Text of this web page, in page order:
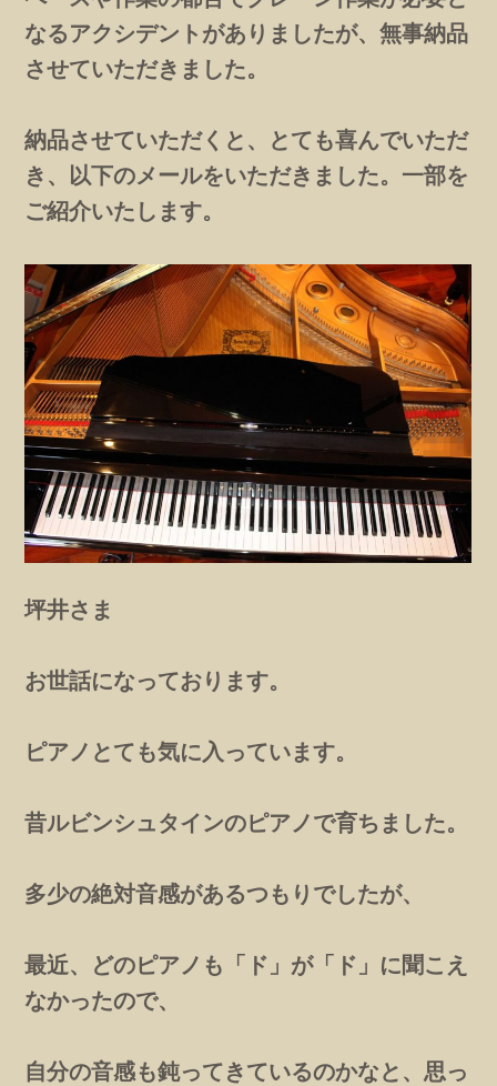
なるアクシデントがありましたが、無事納品
させていただきました。
納品させていただくと、とても喜んでいただ
き、以下のメールをいただきました。一部を
ご紹介いたします。
坪井さま
お世話になっております。
ピアノとても気に入っています。
昔ルビンシュタインのピアノで育ちました。
多少の絶対音感があるつもりでしたが、
最近、どのピアノも「ド」が「ド」に聞こえ
なかったので、
自分の音感も鈍ってきているのかなと、思っ